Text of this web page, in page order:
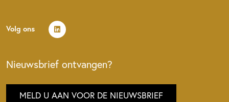
Volg ons
Nieuwsbrief ontvangen?
MELD U AAN VOOR DE NIEUWSBRIEF